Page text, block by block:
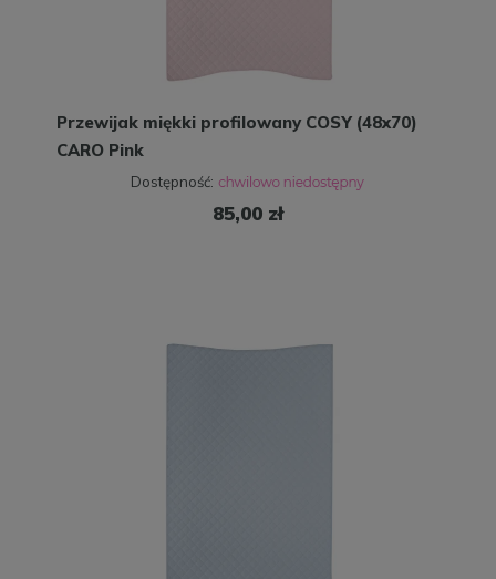
Przewijak miękki profilowany COSY (48x70)
CARO Pink
Dostępność:
85,00 zł